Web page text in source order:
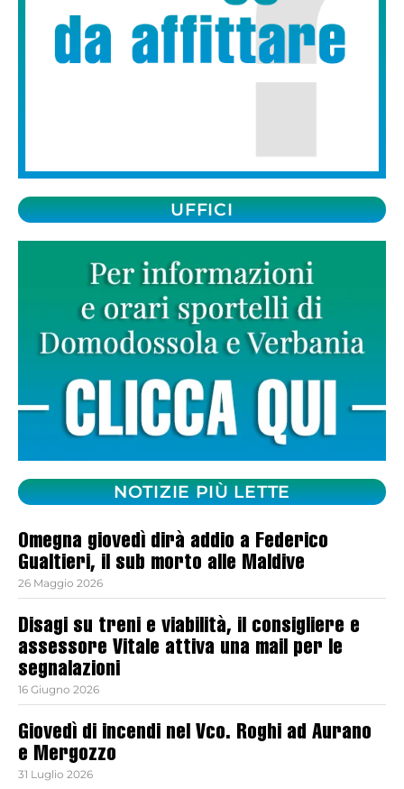
UFFICI
NOTIZIE PIÙ LETTE
Omegna giovedì dirà addio a Federico
Gualtieri, il sub morto alle Maldive
26 Maggio 2026
Disagi su treni e viabilità, il consigliere e
assessore Vitale attiva una mail per le
segnalazioni
16 Giugno 2026
Giovedì di incendi nel Vco. Roghi ad Aurano
e Mergozzo
31 Luglio 2026